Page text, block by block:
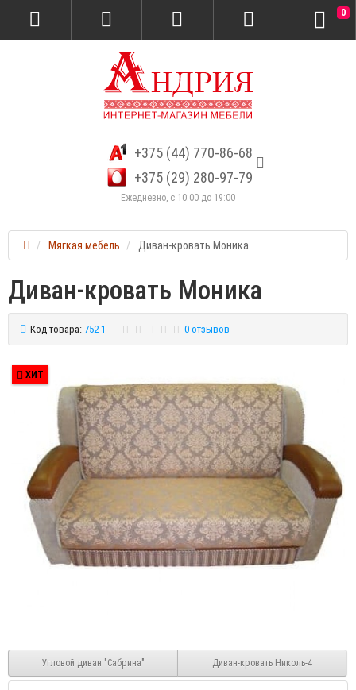
+375 (44) 770-86-68
+375 (29) 280-97-79
Ежедневно, с 10:00 до 19:00
0
Мягкая мебель Диван-кровать Моника
Диван-кровать Моника
Код товара: 752-1 0 отзывов
ХИТ
Угловой диван "Сабрина" Диван-кровать Николь-4